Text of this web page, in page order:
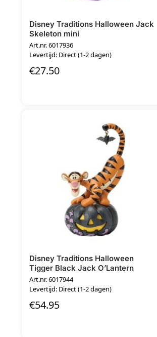
Disney Traditions Halloween Jack
Skeleton mini
Art.nr. 6017936
Levertijd: Direct (1-2 dagen)
€27.50
Disney Traditions Halloween
Tigger Black Jack O’Lantern
Art.nr. 6017944
Levertijd: Direct (1-2 dagen)
€54.95